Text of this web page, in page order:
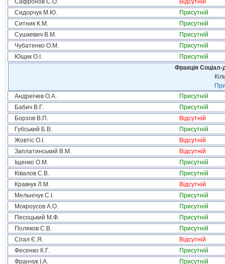
Сафронов С.О.
Відсутній
Сидорчук М.Ю.
Присутній
Ситник К.М.
Присутній
Сушкевич В.М.
Присутній
Чубатенко О.М.
Присутній
Ющик О.І.
Присутній
Фракція Соціал-
Андреічев О.А.
Присутній
Бабич В.Г.
Присутній
Борзов В.П.
Відсутній
Губський Б.В.
Присутній
Жовтіс О.І.
Відсутній
Заплатинський В.М.
Відсутній
Іщенко О.М.
Присутній
Ківалов С.В.
Присутній
Кравчук Л.М.
Відсутній
Мельнічук С.І.
Присутній
Мокроусов А.О.
Присутній
Песоцький М.Ф.
Присутній
Поляков С.В.
Присутній
Сігал Є.Я.
Відсутній
Фесенко К.Г.
Присутній
Франчук І.А.
Присутній